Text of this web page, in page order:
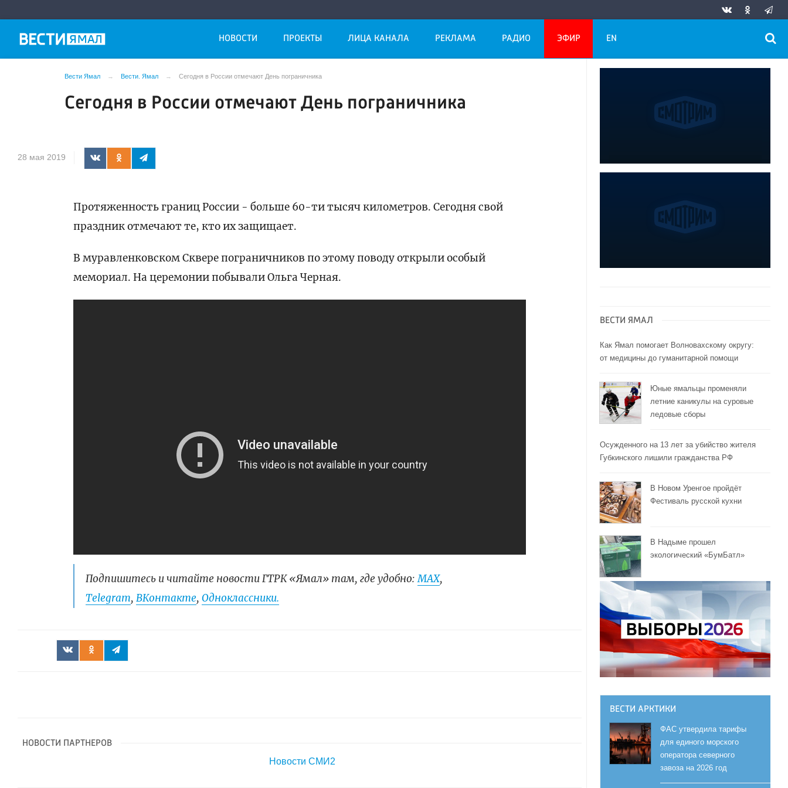
НОВОСТИ ПРОЕКТЫ ЛИЦА КАНАЛА РЕКЛАМА РАДИО ЭФИР EN
Вести Ямал Вести. Ямал Сегодня в России отмечают День пограничника
Сегодня в России отмечают День пограничника
28 мая 2019
Протяженность границ России - больше 60-ти тысяч километров. Сегодня свой
праздник отмечают те, кто их защищает.
В муравленковском Сквере пограничников по этому поводу открыли особый
мемориал. На церемонии побывали Ольга Черная.
Подпишитесь и читайте новости ГТРК «Ямал» там, где удобно:МАХ,
Telegram,ВКонтакте,Одноклассники.
НОВОСТИ ПАРТНЕРОВ
Новости СМИ2
ВЕСТИ ЯМАЛ
Как Ямал помогает Волновахскому округу:
от медицины до гуманитарной помощи
Юные ямальцы променяли
летние каникулы на суровые
ледовые сборы
Осужденного на 13 лет за убийство жителя
Губкинского лишили гражданства РФ
В Новом Уренгое пройдёт
Фестиваль русской кухни
В Надыме прошел
экологический «БумБатл»
ВЕСТИ АРКТИКИ
ФАС утвердила тарифы
для единого морского
оператора северного
завоза на 2026 год